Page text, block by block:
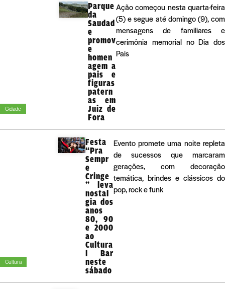
Cidade
Parque
da
Saudad
e
promov
e
homen
agem a
pais e
figuras
patern
as em
Juiz de
Fora
Ação começou nesta quarta-feira
(5) e segue até domingo (9), com
mensagens de familiares e
cerimônia memorial no Dia dos
Pais
Cultura
Festa
“Pra
Sempr
e
Cringe
” leva
nostal
gia dos
anos
80, 90
e 2000
ao
Cultura
l Bar
neste
sábado
Evento promete uma noite repleta
de sucessos que marcaram
gerações, com decoração
temática, brindes e clássicos do
pop, rock e funk